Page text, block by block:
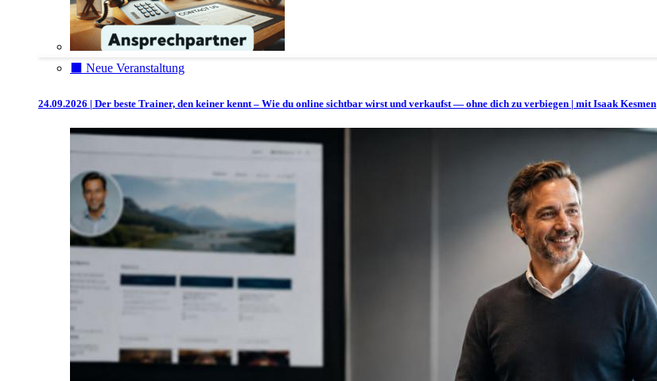
⬛️ Neue Veranstaltung
24.09.2026 | Der beste Trainer, den keiner kennt – Wie du online sichtbar wirst und verkaufst — ohne dich zu verbiegen | mit Isaak Kesmen